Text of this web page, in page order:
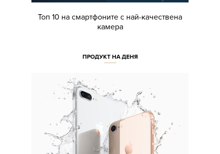
Топ 10 на смартфоните с най-качествена
камера
ПРОДУКТ НА ДЕНЯ